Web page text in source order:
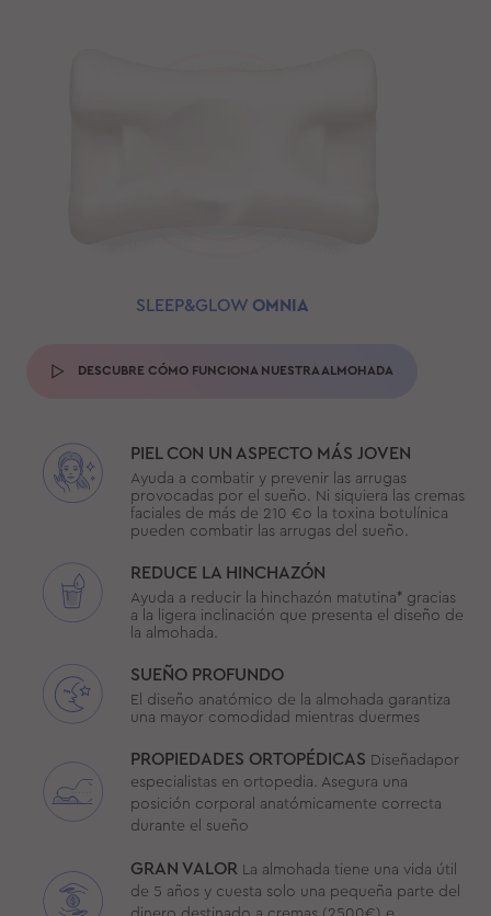
PIEL CON UN ASPECTO MÁS JOVEN
Ayuda a combatir y prevenir las arrugas
provocadas por el sueño. Ni siquiera las cremas
faciales de más de 210 €o la toxina botulínica
pueden combatir las arrugas del sueño.
REDUCE LA HINCHAZÓN
Ayuda a reducir la hinchazón matutina* gracias
a la ligera inclinación que presenta el diseño de
la almohada.
SUEÑO PROFUNDO
El diseño anatómico de la almohada garantiza
una mayor comodidad mientras duermes
SLEEP&GLOW OMNIA
DESCUBRE CÓMO FUNCIONA NUESTRA ALMOHADA
PROPIEDADES ORTOPÉDICAS Diseñadapor
especialistas en ortopedia. Asegura una
posición corporal anatómicamente correcta
durante el sueño
GRAN VALOR La almohada tiene una vida útil
de 5 años y cuesta solo una pequeña parte del